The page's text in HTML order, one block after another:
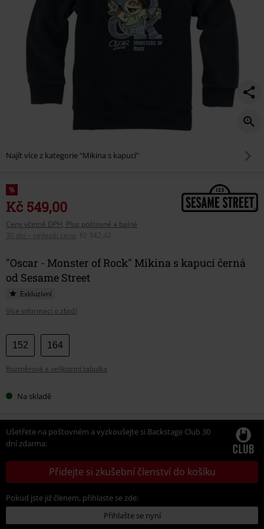
Najít více z kategorie "Mikina s kapucí"
%
Kč 549,00
Ceny včetně DPH, Plus poštovné a balné
30 dní – nejlepší cena
Kč 342,42
"Oscar - Monster of Rock" Mikina s kapucí černá
od Sesame Street
Exkluzivní
Více informací o zboží
Vyberte
si
velikost
152 164
Rozměrová a velikostní tabulka
Na skladě
Ušetřete na poštovném a vyzkoušejte si Backstage Club 30
dní zdarma:
Přidejte si zkušební členství do košíku
Pokud jste již členem, přihlaste se zde:
Přihlašte se nyní